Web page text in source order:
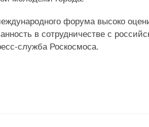
форума высоко
в сотрудничестве с
служба Роскосмоса.